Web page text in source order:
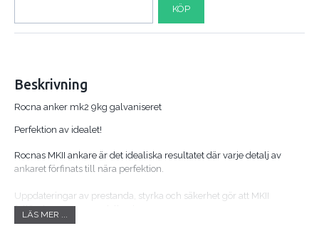
KÖP
Beskrivning
Rocna anker mk2 9kg galvaniseret
Perfektion av idealet!
Rocnas MKII ankare är det idealiska resultatet där varje detalj av
ankaret förfinats till nära perfektion.
Uppdateringar av prestanda, styrka och säkerhet gör att MKII
fulländar Rocnas modellserie!
LÄS MER ...